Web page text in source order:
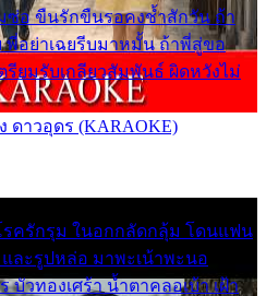
ซ่อ ขืนรักขืนรอคงช้ำสักวัน ถ้า
พี่อย่าเฉยรีบมาหมั้น ถ้าพี่สู่ขอ
รียมรับเกลียวสัมพันธ์ ผิดหวังไม่
ดาวอุดร (KARAOKE)
รครักรุม ในอกกลัดกลุ้ม โดนแฟน
ละรูปหล่อ มาพะเน้าพะนอ
บัวทองเศร้า น้ำตาคลอเบ้า เฝ้า